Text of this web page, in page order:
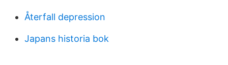
Återfall depression
Japans historia bok